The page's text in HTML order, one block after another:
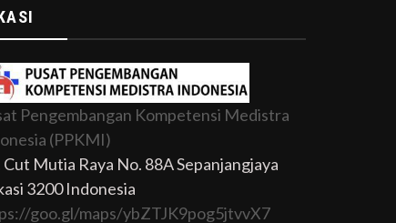
Pengembangan Kompetensi Medistra
(PPKMI)
Cut Mutia Raya No. 88A Sepanjangjaya
3200 Indonesia
goo.gl/maps/ybZTJK9pog5jtvvX7